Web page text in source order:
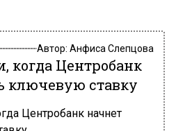
Автор: Анфиса Слепцова
когда Центробанк
ключевую ставку